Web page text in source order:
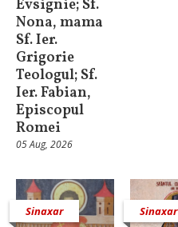
Evsignie; Sf.
Nona, mama
Sf. Ier.
Grigorie
Teologul; Sf.
Ier. Fabian,
Episcopul
Romei
05 Aug, 2026
Sinaxar Sinaxar